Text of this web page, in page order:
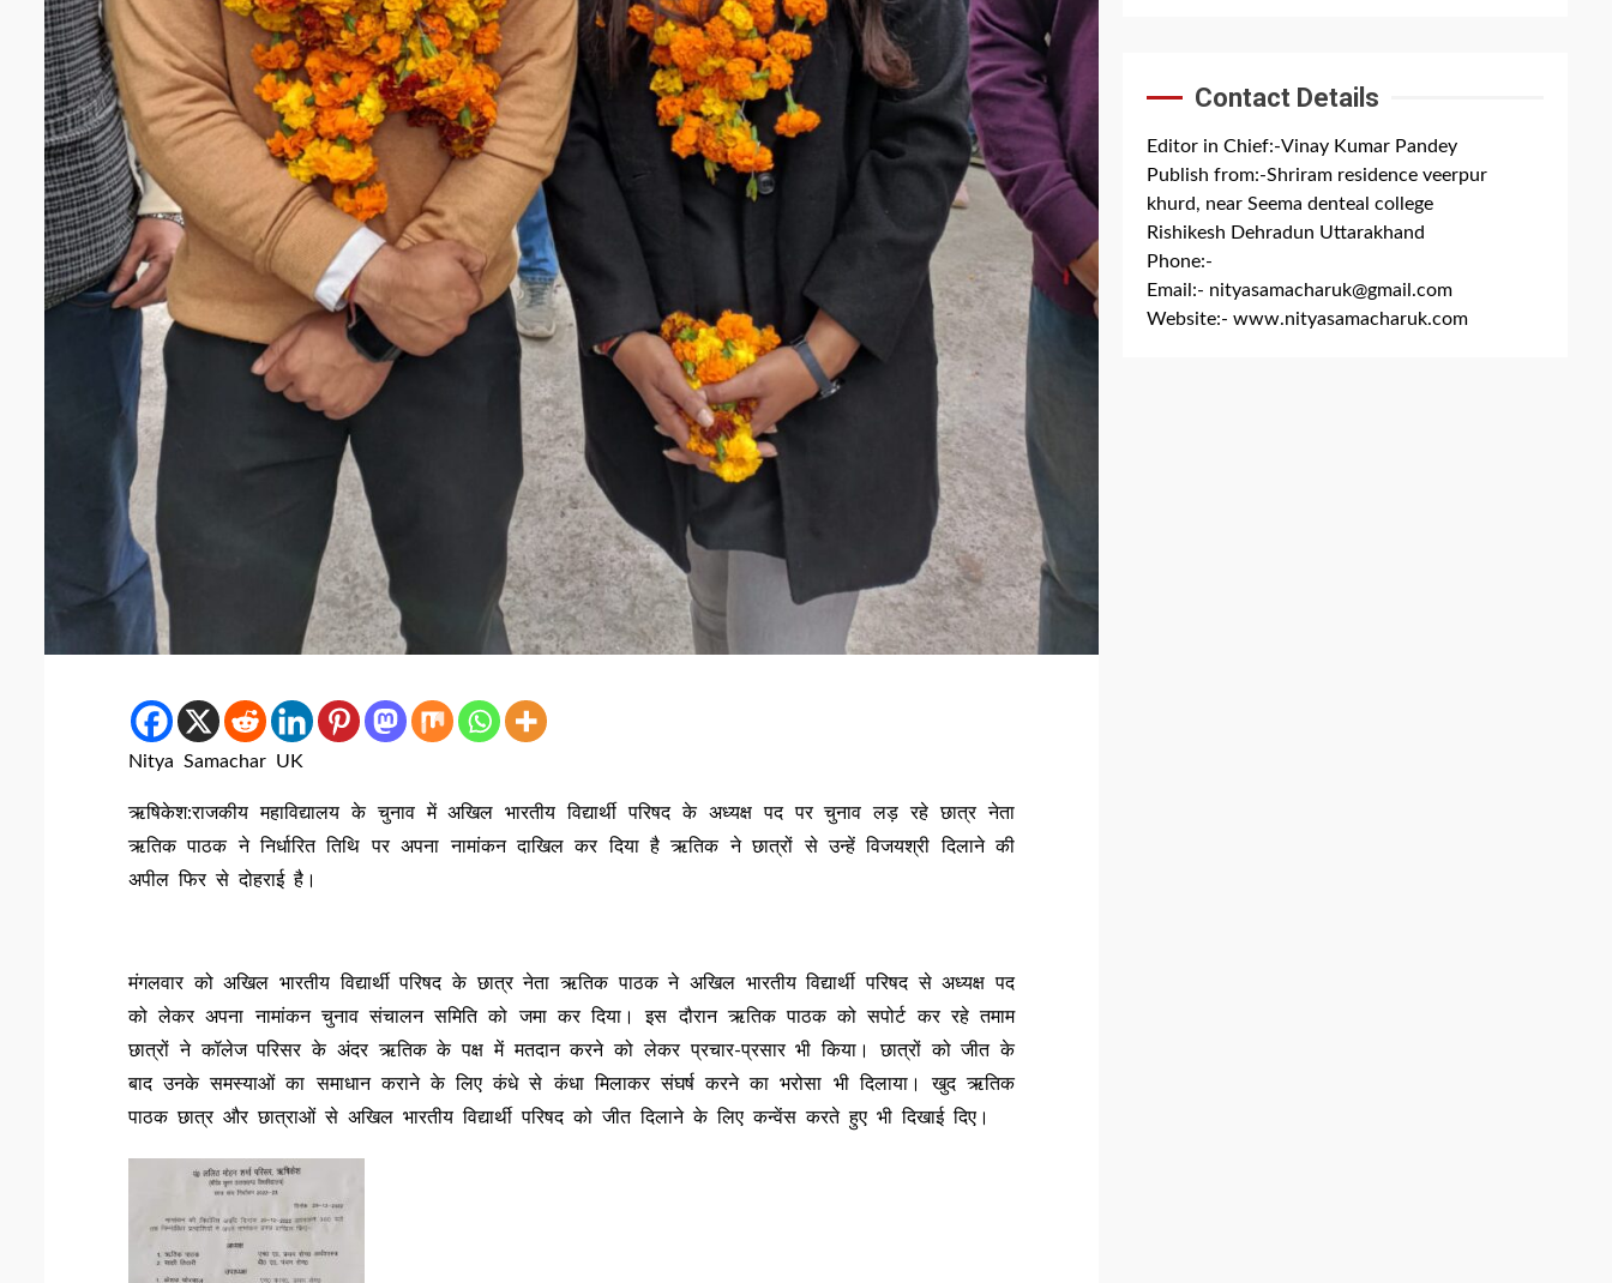
Nitya Samachar UK
ऋषिकेश:राजकीय महाविद्यालय के चुनाव में अखिल भारतीय विद्यार्थी परिषद के अध्यक्ष पद पर चुनाव लड़ रहे छात्र नेता
ऋतिक पाठक ने निर्धारित तिथि पर अपना नामांकन दाखिल कर दिया है ऋतिक ने छात्रों से उन्हें विजयश्री दिलाने की
अपील फिर से दोहराई है।
मंगलवार को अखिल भारतीय विद्यार्थी परिषद के छात्र नेता ऋतिक पाठक ने अखिल भारतीय विद्यार्थी परिषद से अध्यक्ष पद
को लेकर अपना नामांकन चुनाव संचालन समिति को जमा कर दिया। इस दौरान ऋतिक पाठक को सपोर्ट कर रहे तमाम
छात्रों ने कॉलेज परिसर के अंदर ऋतिक के पक्ष में मतदान करने को लेकर प्रचार-प्रसार भी किया। छात्रों को जीत के
बाद उनके समस्याओं का समाधान कराने के लिए कंधे से कंधा मिलाकर संघर्ष करने का भरोसा भी दिलाया। खुद ऋतिक
पाठक छात्र और छात्राओं से अखिल भारतीय विद्यार्थी परिषद को जीत दिलाने के लिए कन्वेंस करते हुए भी दिखाई दिए।
Contact Details
Editor in Chief:-Vinay Kumar Pandey
Publish from:-Shriram residence veerpur
khurd, near Seema denteal college
Rishikesh Dehradun Uttarakhand
Phone:-
Email:- nityasamacharuk@gmail.com
Website:- www.nityasamacharuk.com